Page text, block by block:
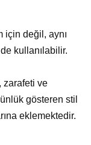
için değil, aynı
kullanılabilir.
zarafeti ve
gösteren stil
eklemektedir.